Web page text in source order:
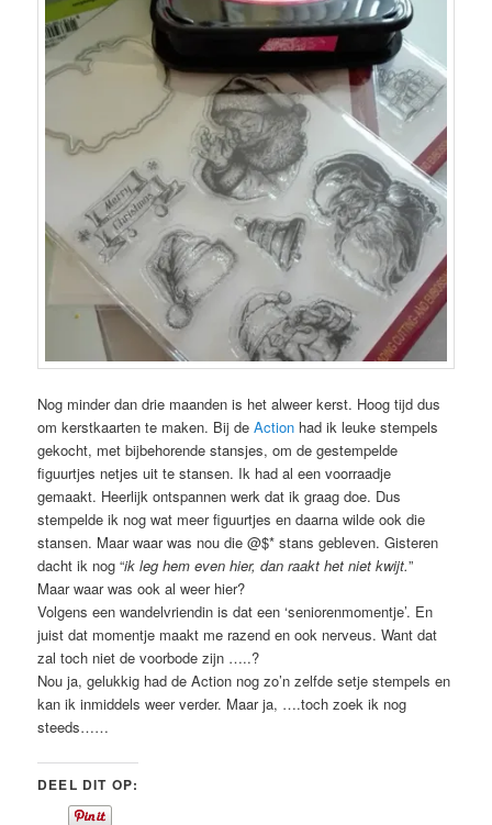
Nog minder dan drie maanden is het alweer kerst. Hoog tijd dus
om kerstkaarten te maken. Bij deAction had ik leuke stempels
gekocht, met bijbehorende stansjes, om de gestempelde
figuurtjes netjes uit te stansen. Ik had al een voorraadje
gemaakt. Heerlijk ontspannen werk dat ik graag doe. Dus
stempelde ik nog wat meer figuurtjes en daarna wilde ook die
stansen. Maar waar was nou die @$* stans gebleven. Gisteren
dacht ik nog “ik leg hem even hier, dan raakt het niet kwijt.”
Maar waar was ook al weer hier?
Volgens een wandelvriendin is dat een ‘seniorenmomentje’. En
juist dat momentje maakt me razend en ook nerveus. Want dat
zal toch niet de voorbode zijn …..?
Nou ja, gelukkig had de Action nog zo’n zelfde setje stempels en
kan ik inmiddels weer verder. Maar ja, ….toch zoek ik nog
steeds……
DEEL DIT OP: